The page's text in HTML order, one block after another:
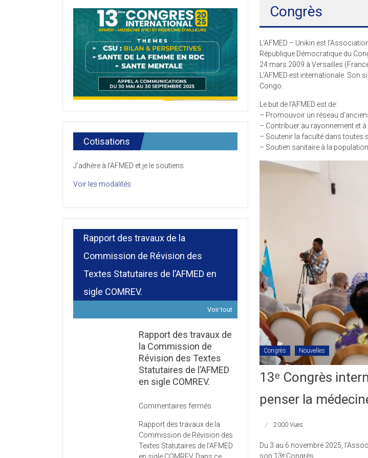
Congrès
L’AFMED – Unikin est
République Démocratique du
24 mars 2009 à Versailles
L’AFMED est internationale. Son
Congo.
Le but de l’AFMED est de:
– Promouvoir un réseau
– Contribuer au rayonnement et
– Soutenir la faculté dans toutes
– Soutien sanitaire à la
Congrès Nouvelles
13ᵉ Congrès
penser la
2000 Vues
Du 3 au 6 novembre 2025,
son 13ᵉ Congrès
Cotisations
J’adhère à l’AFMED et je le soutiens
Voir les modalités
Rapport des travaux de la
Commission de Révision des
Textes Statutaires de l’AFMED en
sigle COMREV.
Voir tout
Rapport des travaux de
la Commission de
Révision des Textes
Statutaires de l’AFMED
en sigle COMREV.
Commentaires fermés
des
travaux
de
Rapport des travaux de la
Commission de Révision des
Textes Statutaires de l’AFMED
en sigle COMREV. Dans ce